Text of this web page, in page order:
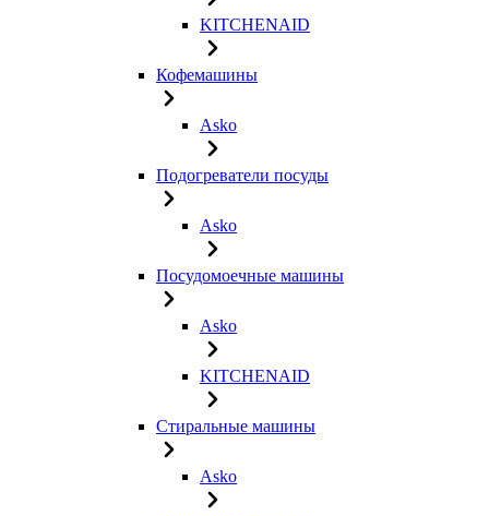
KITCHENAID
Кофемашины
Asko
Подогреватели посуды
Asko
Посудомоечные машины
Asko
KITCHENAID
Стиральные машины
Asko